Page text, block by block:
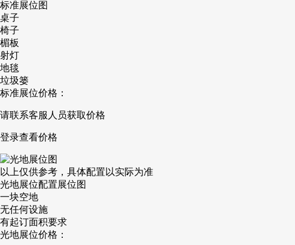
标准展位图
桌子
椅子
楣板
射灯
地毯
垃圾篓
标准展位价格：
请联系客服人员获取价格
登录查看价格
以上仅供参考，具体配置以实际为准
光地展位配置展位图
一块空地
无任何设施
有起订面积要求
光地展位价格：